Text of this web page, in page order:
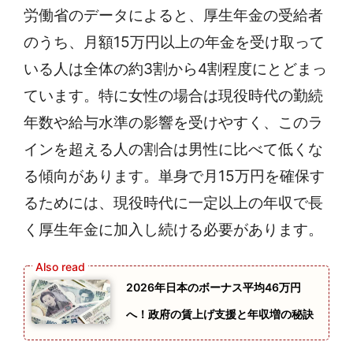
労働省のデータによると、厚生年金の受給者
のうち、月額15万円以上の年金を受け取って
いる人は全体の約3割から4割程度にとどまっ
ています。特に女性の場合は現役時代の勤続
年数や給与水準の影響を受けやすく、このラ
インを超える人の割合は男性に比べて低くな
る傾向があります。単身で月15万円を確保す
るためには、現役時代に一定以上の年収で長
く厚生年金に加入し続ける必要があります。
2026年日本のボーナス平均46万円
へ！政府の賃上げ支援と年収増の秘訣